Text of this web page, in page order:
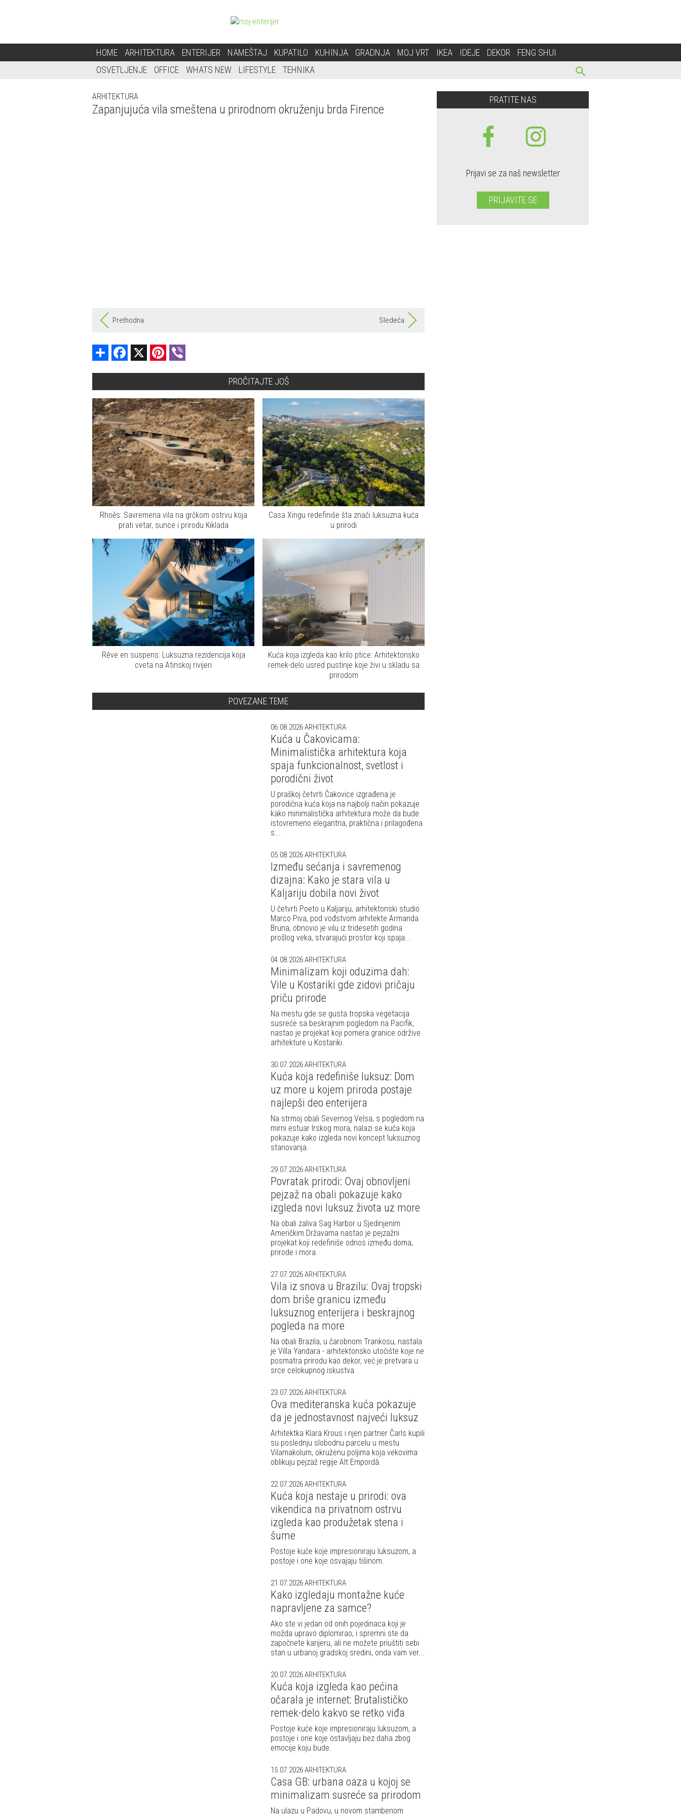
HOME ARHITEKTURA ENTERIJER NAMEŠTAJ KUPATILO KUHINJA GRADNJA MOJ VRT IKEA IDEJE DEKOR
FENG SHUI
OSVETLJENJE
OFFICE WHATS NEW LIFESTYLE TEHNIKA
ARHITEKTURA
Zapanjujuća vila smeštena u prirodnom okruženju brda Firence
Prethodna Sledeća
Share Facebook Pinterest
PROČITAJTE JOŠ
Rhoēs: Savremena vila na grčkom ostrvu koja
prati vetar, sunce i prirodu Kiklada
Casa Xingu redefiniše šta znači luksuzna kuća
u prirodi
Rêve en suspens: Luksuzna rezidencija koja
cveta na Atinskoj rivijeri
Kuća koja izgleda kao krilo ptice: Arhitektonsko
remek-delo usred pustinje koje živi u skladu sa
prirodom
POVEZANE TEME
06.08.2026ARHITEKTURA
Kuća u Čakovicama:
Minimalistička arhitektura koja
spaja funkcionalnost, svetlost i
porodični život
U praškoj četvrti Čakovice izgrađena je
porodična kuća koja na najbolji način pokazuje
kako minimalistička arhitektura može da bude
istovremeno elegantna, praktična i prilagođena
s...
05.08.2026ARHITEKTURA
Između sećanja i savremenog
dizajna: Kako je stara vila u
Kaljariju dobila novi život
U četvrti Poeto u Kaljariju, arhitektonski studio
Marco Piva, pod vođstvom arhitekte Armanda
Bruna, obnovio je vilu iz tridesetih godina
prošlog veka, stvarajući prostor koji spaja...
04.08.2026ARHITEKTURA
Minimalizam koji oduzima dah:
Vile u Kostariki gde zidovi pričaju
priču prirode
Na mestu gde se gusta tropska vegetacija
susreće sa beskrajnim pogledom na Pacifik,
nastao je projekat koji pomera granice održive
arhitekture u Kostariki.
30.07.2026ARHITEKTURA
Kuća koja redefiniše luksuz: Dom
uz more u kojem priroda postaje
najlepši deo enterijera
Na strmoj obali Severnog Velsa, s pogledom na
mirni estuar Irskog mora, nalazi se kuća koja
pokazuje kako izgleda novi koncept luksuznog
stanovanja.
29.07.2026ARHITEKTURA
Povratak prirodi: Ovaj obnovljeni
pejzaž na obali pokazuje kako
izgleda novi luksuz života uz more
Na obali zaliva Sag Harbor u Sjedinjenim
Američkim Državama nastao je pejzažni
projekat koji redefiniše odnos između doma,
prirode i mora.
27.07.2026ARHITEKTURA
Vila iz snova u Brazilu: Ovaj tropski
dom briše granicu između
luksuznog enterijera i beskrajnog
pogleda na more
Na obali Brazila, u čarobnom Trankosu, nastala
je Villa Yandara - arhitektonsko utočište koje ne
posmatra prirodu kao dekor, već je pretvara u
srce celokupnog iskustva.
23.07.2026ARHITEKTURA
Ova mediteranska kuća pokazuje
da je jednostavnost najveći luksuz
Arhitektka Klara Krous i njen partner Čarls kupili
su poslednju slobodnu parcelu u mestu
Vilamakolum, okruženu poljima koja vekovima
oblikuju pejzaž regije Alt Empordà.
22.07.2026ARHITEKTURA
Kuća koja nestaje u prirodi: ova
vikendica na privatnom ostrvu
izgleda kao produžetak stena i
šume
Postoje kuće koje impresioniraju luksuzom, a
postoje i one koje osvajaju tišinom.
21.07.2026ARHITEKTURA
Kako izgledaju montažne kuće
napravljene za samce?
Ako ste vi jedan od onih pojedinaca koji je
možda upravo diplomirao, i spremni ste da
započnete karijeru, ali ne možete priuštiti sebi
stan u urbanoj gradskoj sredini, onda vam ver...
20.07.2026ARHITEKTURA
Kuća koja izgleda kao pećina
očarala je internet: Brutalističko
remek-delo kakvo se retko viđa
Postoje kuće koje impresioniraju luksuzom, a
postoje i one koje ostavljaju bez daha zbog
emocije koju bude.
15.07.2026ARHITEKTURA
Casa GB: urbana oaza u kojoj se
minimalizam susreće sa prirodom
Na ulazu u Padovu, u novom stambenom
PRATITE NAS
Prijavi se za naš newsletter
PRIJAVITE SE